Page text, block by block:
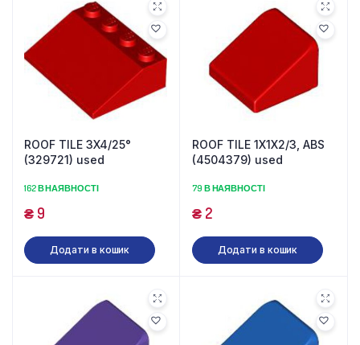
ROOF TILE 3X4/25°
(329721) used
162 В НАЯВНОСТІ
₴9
Додати в кошик
ROOF TILE 1X1X2/3, ABS
(4504379) used
79 В НАЯВНОСТІ
₴2
Додати в кошик